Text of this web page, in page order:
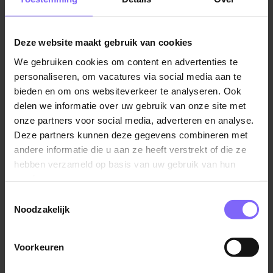
Deze website maakt gebruik van cookies
We gebruiken cookies om content en advertenties te
personaliseren, om vacatures via social media aan te
bieden en om ons websiteverkeer te analyseren. Ook
delen we informatie over uw gebruik van onze site met
onze partners voor social media, adverteren en analyse.
Deze partners kunnen deze gegevens combineren met
andere informatie die u aan ze heeft verstrekt of die ze
hebben verzameld op basis van uw gebruik van hun
Noodzakelijk
Voorkeuren
worden. Zo bepaal je niet alleen hoe het CBS data
wordt.
Een greep uit je werkzaamheden:
Je brengt in kaart welke methoden die gebruik
maken van niet-kanssteekproeven succesvol
binnen het CBS ingevoerd kunnen worden;
Je overlegt met methodologische experts,
projectleiders bij dataverzameling en inhoudelijk
specialisten om de dataverzameling verder te
Je levert een bijdrage aan het
onderzoekprogramma en innovatieportfolio van
het CBS, waarbij je je in het bijzonder richt op de